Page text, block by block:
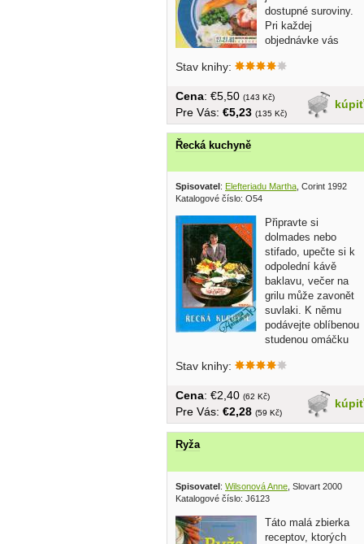
dostupné suroviny.
Pri každej
objednávke vás
Stav knihy:
kúpiť
Cena: €5,50 (143 Kč)
Pre Vás: €5,23 (135 Kč)
Řecká kuchyně
Spisovatel : Elefteriadu Martha , Corint 1992
Katalogové číslo: O54
Připravte si
dolmades nebo
stifado, upečte si k
odpolední kávě
baklavu, večer na
grilu může zavonět
suvlaki. K němu
podávejte oblíbenou
studenou omáčku
Stav knihy:
kúpiť
Cena: €2,40 (62 Kč)
Pre Vás: €2,28 (59 Kč)
Ryža
Spisovatel: Wilsonová Anne , Slovart 2000
Katalogové číslo: J6123
Táto malá zbierka
receptov, ktorých